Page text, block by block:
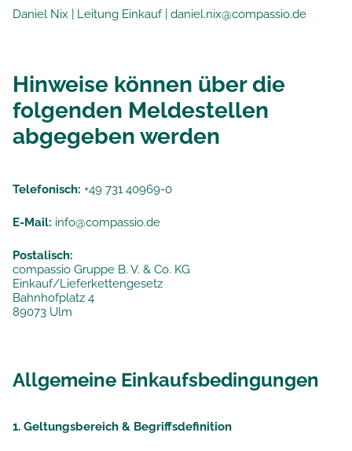
Daniel Nix | Leitung Einkauf | daniel.nix@compassio.de
Hinweise können über die
folgenden Meldestellen
abgegeben werden
Telefonisch: +49 731 40969-0
E-Mail: info@compassio.de
Postalisch:
compassio Gruppe B. V. & Co. KG
Einkauf/Lieferkettengesetz
Bahnhofplatz 4
89073 Ulm
Allgemeine Einkaufsbedingungen
1. Geltungsbereich & Begriffsdefinition